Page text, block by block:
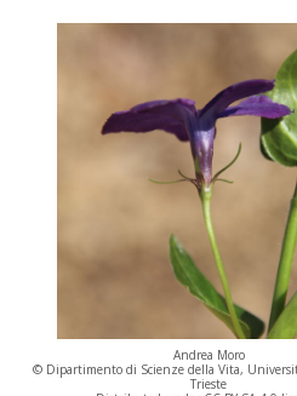
Andrea Moro
© Dipartimento di Scienze della Vita,
Trieste